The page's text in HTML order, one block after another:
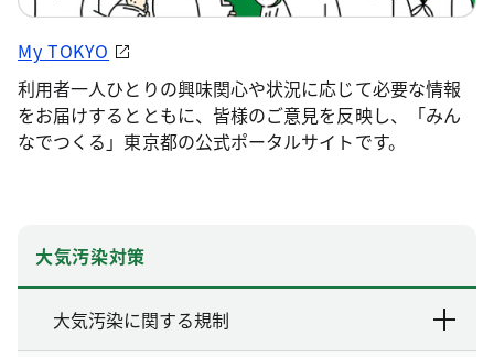
My TOKYO
利用者一人ひとりの興味関心や状況に応じて必要な情報
をお届けするとともに、皆様のご意見を反映し、「みん
なでつくる」東京都の公式ポータルサイトです。
大気汚染対策
大気汚染に関する規制